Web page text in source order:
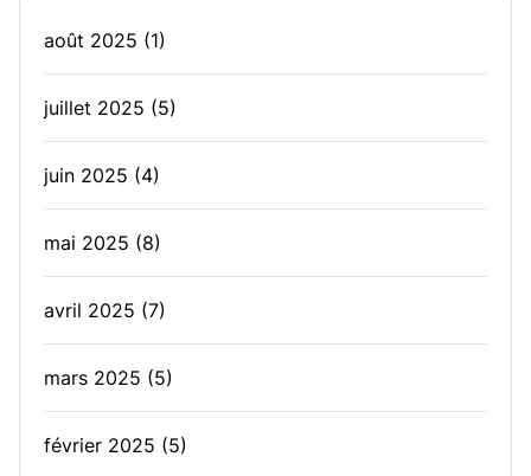
août 2025 (1)
juillet 2025 (5)
juin 2025 (4)
mai 2025 (8)
avril 2025 (7)
mars 2025 (5)
février 2025 (5)